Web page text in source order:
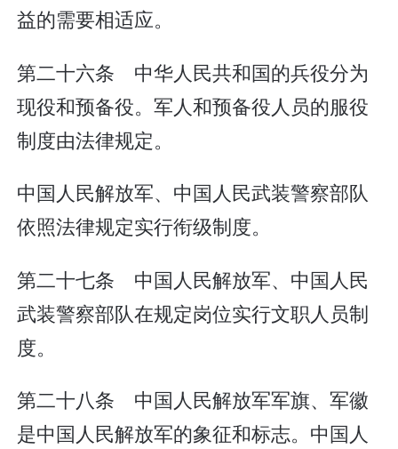
益的需要相适应。
第二十六条 中华人民共和国的兵役分为
现役和预备役。军人和预备役人员的服役
制度由法律规定。
中国人民解放军、中国人民武装警察部队
依照法律规定实行衔级制度。
第二十七条 中国人民解放军、中国人民
武装警察部队在规定岗位实行文职人员制
度。
第二十八条 中国人民解放军军旗、军徽
是中国人民解放军的象征和标志。中国人